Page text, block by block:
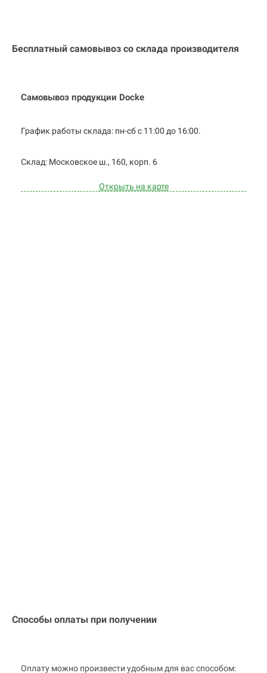
Бесплатный самовывоз со склада производителя
Самовывоз продукции Docke
График работы склада: пн-сб с 11:00 до 16:00.
Cклад: Московское ш., 160, корп. 6
Открыть на карте
Способы оплаты при получении
Оплату можно произвести удобным для вас способом: